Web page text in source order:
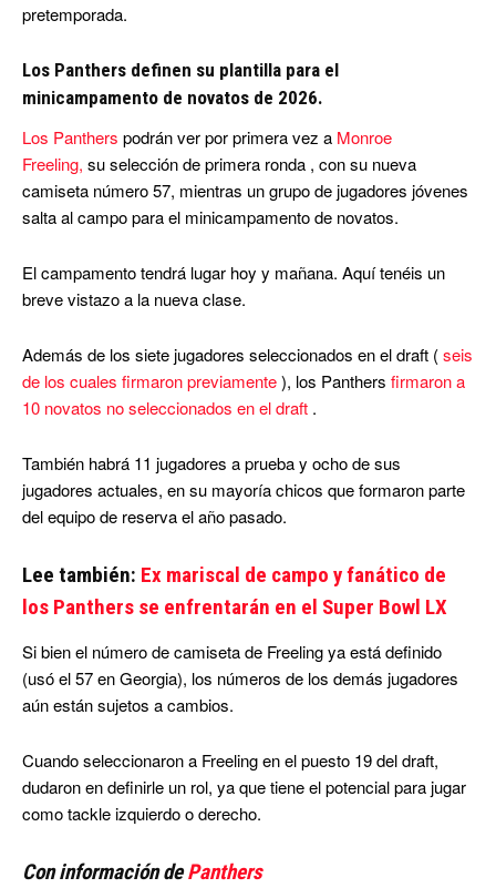
pretemporada.
Los Panthers definen su plantilla para el
minicampamento de novatos de 2026.
Los Panthers podrán ver por primera vez a Monroe
Freeling, su selección de primera ronda , con su nueva
camiseta número 57, mientras un grupo de jugadores jóvenes
salta al campo para el minicampamento de novatos.
El campamento tendrá lugar hoy y mañana. Aquí tenéis un
breve vistazo a la nueva clase.
Además de los siete jugadores seleccionados en el draft (seis
de los cuales firmaron previamente), los Panthers firmaron a
10 novatos no seleccionados en el draft .
También habrá 11 jugadores a prueba y ocho de sus
jugadores actuales, en su mayoría chicos que formaron parte
del equipo de reserva el año pasado.
Lee también: Ex mariscal de campo y fanático de
los Panthers se enfrentarán en el Super Bowl LX
Si bien el número de camiseta de Freeling ya está definido
(usó el 57 en Georgia), los números de los demás jugadores
aún están sujetos a cambios.
Cuando seleccionaron a Freeling en el puesto 19 del draft,
dudaron en definirle un rol, ya que tiene el potencial para jugar
como tackle izquierdo o derecho.
Con información dePanthers